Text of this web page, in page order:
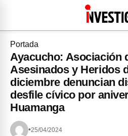
Portada
Ayacucho: Asociación
Asesinados y Heridos
diciembre denuncian
desfile cívico por
Huamanga
•25/04/2024